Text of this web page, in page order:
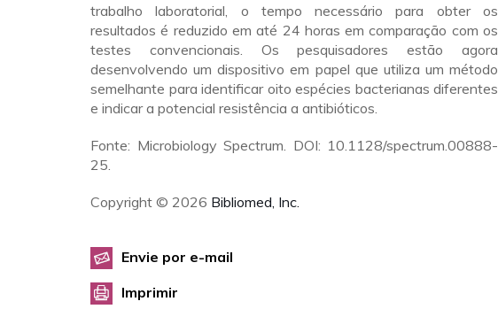
trabalho laboratorial, o tempo necessário para obter os
resultados é reduzido em até 24 horas em comparação com os
testes convencionais. Os pesquisadores estão agora
desenvolvendo um dispositivo em papel que utiliza um método
semelhante para identificar oito espécies bacterianas diferentes
e indicar a potencial resistência a antibióticos.
Fonte: Microbiology Spectrum. DOI: 10.1128/spectrum.00888-
25.
Copyright © 2026 Bibliomed, Inc.
Envie por e-mail
Imprimir